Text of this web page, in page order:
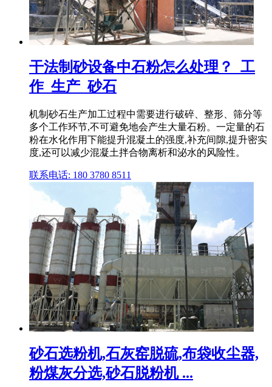
干法制砂设备中石粉怎么处理？_工
作_生产_砂石
机制砂石生产加工过程中需要进行破碎、整形、筛分等
多个工作环节,不可避免地会产生大量石粉。一定量的石
粉在水化作用下能提升混凝土的强度,补充间隙,提升密实
度,还可以减少混凝土拌合物离析和泌水的风险性。
联系电话: 180 3780 8511
砂石选粉机,石灰窑脱硫,布袋收尘器,
粉煤灰分选,砂石脱粉机 ...